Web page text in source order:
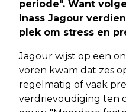
periode". Want
Inass Jagour
plek om stress en
Jagour wijst op een
voren kwam dat zes
regelmatig of vaak
verdrievoudiging ten